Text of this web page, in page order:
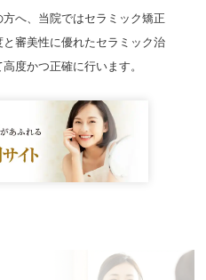
へ、当院ではセラミック矯正
審美性に優れたセラミック治
度かつ正確に行います。